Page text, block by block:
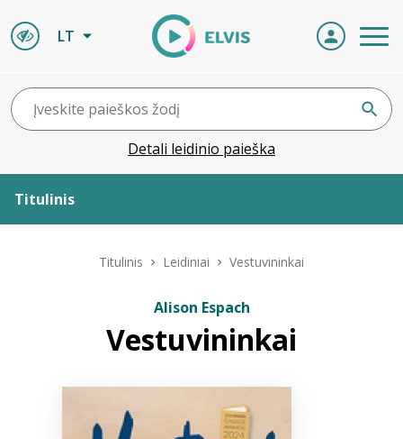
LT
Detali leidinio paieška
Titulinis
ELVIS atvyksta
Titulinis Leidiniai Vestuvininkai
Alison Espach
Vestuvininkai